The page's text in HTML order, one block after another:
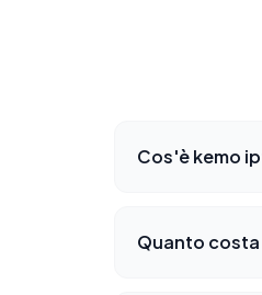
Cos'è kemo
Quanto